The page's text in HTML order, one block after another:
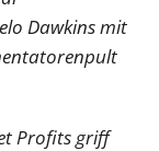
Dawkins mit
Profits griff